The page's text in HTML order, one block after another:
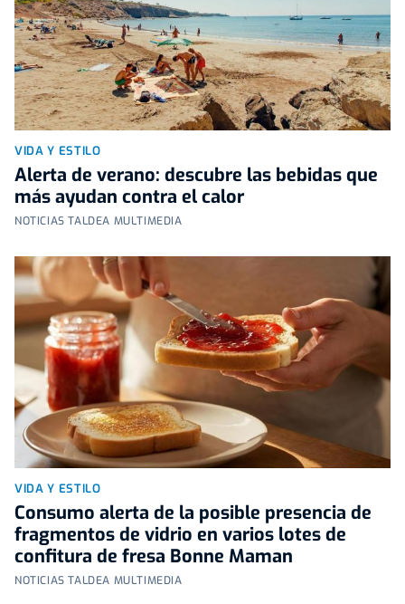
VIDA Y ESTILO
Alerta de verano: descubre las bebidas que
más ayudan contra el calor
NOTICIAS TALDEA MULTIMEDIA
VIDA Y ESTILO
Consumo alerta de la posible presencia de
fragmentos de vidrio en varios lotes de
confitura de fresa Bonne Maman
NOTICIAS TALDEA MULTIMEDIA